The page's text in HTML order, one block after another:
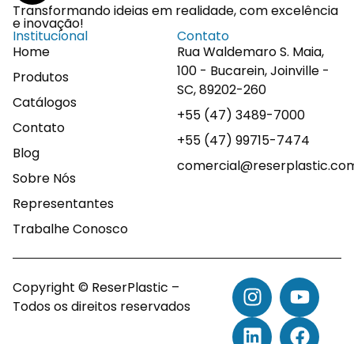
Transformando ideias em realidade, com excelência
e inovação!
Institucional
Home
Produtos
Catálogos
Contato
Blog
Sobre Nós
Representantes
Trabalhe Conosco
Contato
Rua Waldemaro S. Maia,
100 - Bucarein, Joinville -
SC, 89202-260
+55 (47) 3489-7000
+55 (47) 99715-7474
Copyright © ReserPlastic –
Todos os direitos reservados